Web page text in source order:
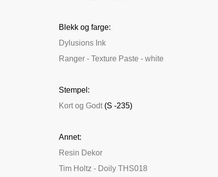
Blekk og farge:
Dylusions Ink
Ranger - Texture Paste - white
Stempel:
Kort og Godt(S -235)
Annet:
Resin Dekor
Tim Holtz - Doily THS018